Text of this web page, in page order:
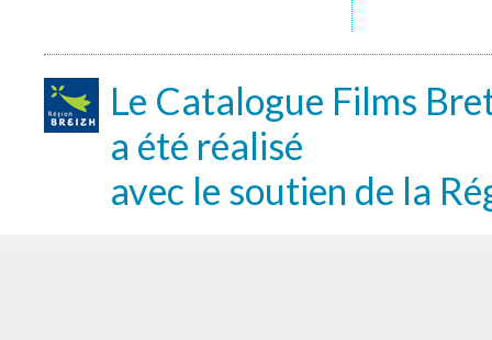
Le Catalogue Films
a été réalisé
avec le soutien de la